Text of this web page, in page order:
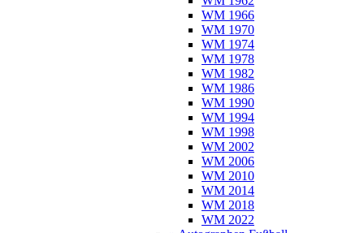
WM 1966
WM 1970
WM 1974
WM 1978
WM 1982
WM 1986
WM 1990
WM 1994
WM 1998
WM 2002
WM 2006
WM 2010
WM 2014
WM 2018
WM 2022